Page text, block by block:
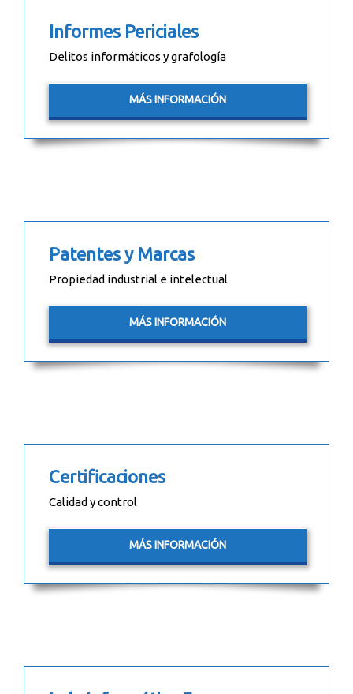
Informes Periciales
Delitos informáticos y grafología
MÁS INFORMACIÓN
Patentes y Marcas
Propiedad industrial e intelectual
MÁS INFORMACIÓN
Certificaciones
Calidad y control
MÁS INFORMACIÓN